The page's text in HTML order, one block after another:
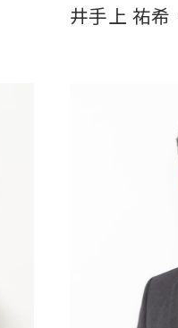
井手上 祐希